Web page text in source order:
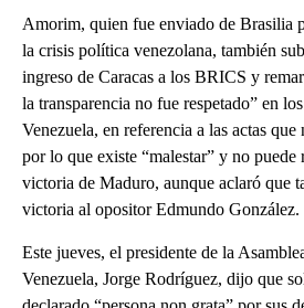
Amorim, quien fue enviado de Brasilia
la crisis política venezolana, también
ingreso de Caracas a los BRICS y
la transparencia no fue respetado” en
Venezuela, en referencia a las actas
por lo que existe “malestar” y no puede
victoria de Maduro, aunque aclaró que
victoria al opositor Edmundo González.
Este jueves, el presidente de la
Venezuela, Jorge Rodríguez, dijo que